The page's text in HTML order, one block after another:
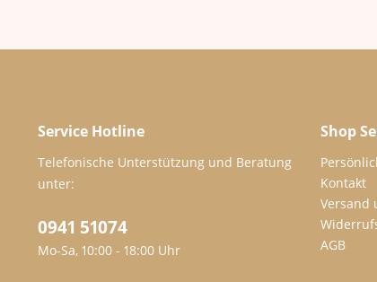
Service Hotline
Telefonische Unterstützung und Beratung
unter:
0941 51074
Mo-Sa, 10:00 - 18:00 Uhr
Shop
Kontakt
Versand
AGB